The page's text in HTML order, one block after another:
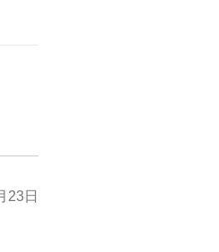
23日